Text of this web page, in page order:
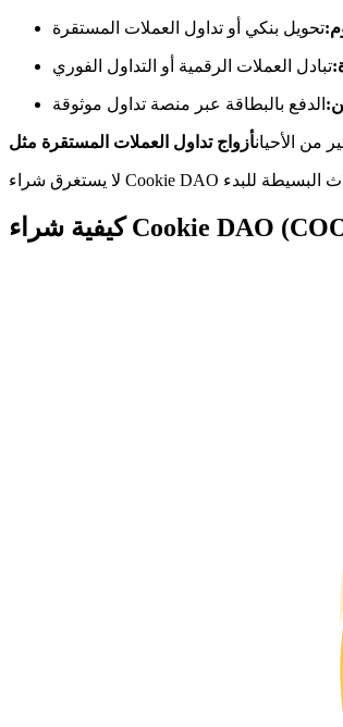
نسخ التداول
انضم إلى أفضل المتداولين
تحويل بنكي أو تداول العملات المستقرة
تبادل العملات الرقمية أو التداول الفوري
الدفع بالبطاقة عبر منصة تداول موثوقة
من الأحيان